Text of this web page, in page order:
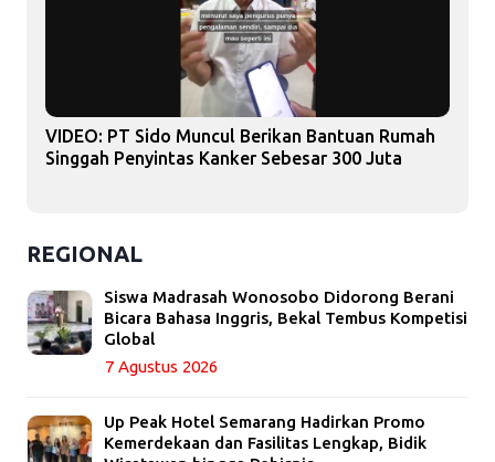
VIDEO: PT Sido Muncul Berikan Bantuan Rumah
Singgah Penyintas Kanker Sebesar 300 Juta
REGIONAL
Siswa Madrasah Wonosobo Didorong Berani
Bicara Bahasa Inggris, Bekal Tembus Kompetisi
Global
7 Agustus 2026
Up Peak Hotel Semarang Hadirkan Promo
Kemerdekaan dan Fasilitas Lengkap, Bidik